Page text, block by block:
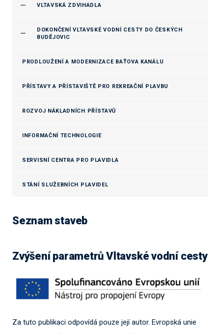
VLTAVSKÁ ZDVIHADLA
DOKONČENÍ VLTAVSKÉ VODNÍ CESTY DO ČESKÝCH
BUDĚJOVIC
PRODLOUŽENÍ A MODERNIZACE BAŤOVA KANÁLU
PŘÍSTAVY A PŘÍSTAVIŠTĚ PRO REKREAČNÍ PLAVBU
ROZVOJ NÁKLADNÍCH PŘÍSTAVŮ
INFORMAČNÍ TECHNOLOGIE
SERVISNÍ CENTRA PRO PLAVIDLA
STÁNÍ SLUŽEBNÍCH PLAVIDEL
Seznam staveb
Zvýšení parametrů Vltavské vodní cesty
Za tuto publikaci odpovídá pouze její autor. Evropská unie